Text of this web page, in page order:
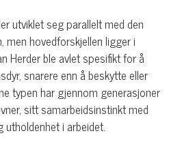
utviklet seg parallelt med den
men hovedforskjellen ligger i
Herder ble avlet spesifikt for å
snarere enn å beskytte eller
typen har gjennom generasjoner
sitt samarbeidsinstinkt med
i arbeidet.